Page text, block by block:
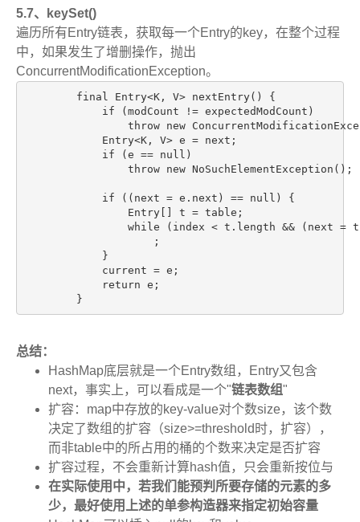
5.7、keySet()
遍历所有Entry链表，获取每一个Entry的key，在整个过程
中，如果发生了增删操作，抛出
ConcurrentModificationException。
        final Entry<K, V> nextEntry() {
            if (modCount != expectedModCount)
throw new
            Entry<K, V> e = next;
            if (e == null)
                throw new NoSuchElementException();
            if ((next = e.next) == null) {
                Entry[] t = table;
while (index < t.length && (next =
                    ;
            }
            current = e;
            return e;
        }
总结：
HashMap底层就是一个Entry数组，Entry又包含
next，事实上，可以看成是一个"链表数组"
扩容：map中存放的key-value对个数size，该个数
决定了数组的扩容（size>=threshold时，扩容），
而非table中的所占用的桶的个数来决定是否扩容
扩容过程，不会重新计算hash值，只会重新按位与
在实际使用中，若我们能预判所要存储的元素的多
少，最好使用上述的单参构造器来指定初始容量